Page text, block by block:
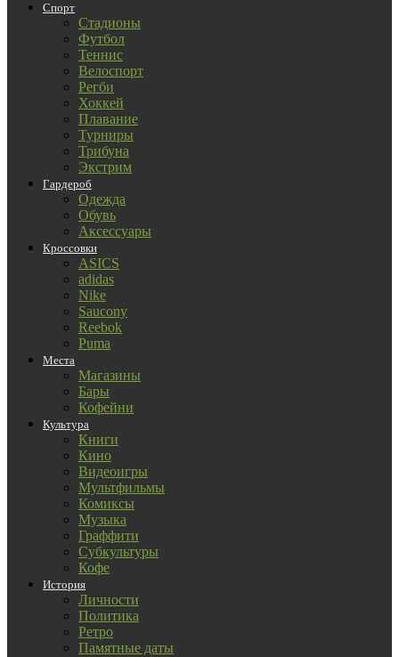
Спорт
Стадионы
Футбол
Теннис
Велоспорт
Регби
Хоккей
Плавание
Турниры
Трибуна
Экстрим
Гардероб
Одежда
Обувь
Аксессуары
Кроссовки
ASICS
adidas
Nike
Saucony
Reebok
Puma
Места
Магазины
Бары
Кофейни
Культура
Книги
Кино
Видеоигры
Мультфильмы
Комиксы
Музыка
Граффити
Субкультуры
Кофе
История
Личности
Политика
Ретро
Памятные даты